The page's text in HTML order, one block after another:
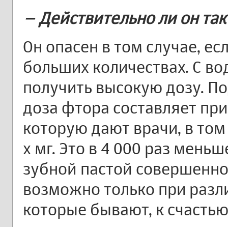
– Действительно ли он
Он опасен в том случае,
больших количествах. С
получить высокую дозу.
доза фтора составляет
которую дают врачи, в том
х мг. Это в 4 000 раз
зубной пастой
возможно только при
которые бывают, к